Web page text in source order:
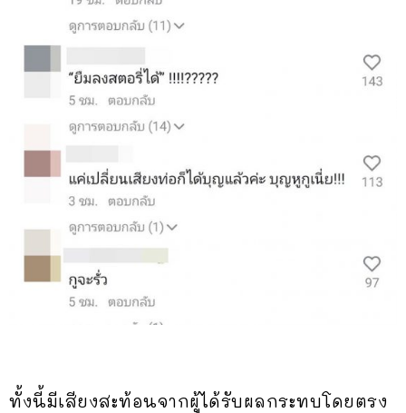
ทั้งนี้มีเสียงสะท้อนจากผู้ได้รับผลกระทบโดยตรง